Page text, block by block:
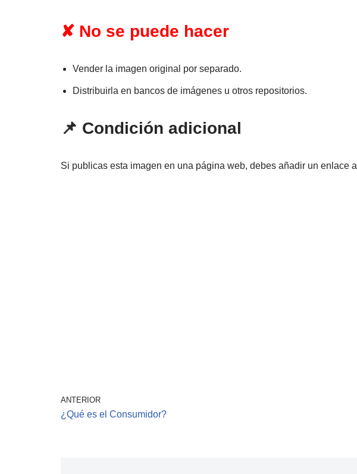
✘ No se puede hacer
Vender la imagen original por separado.
Distribuirla en bancos de imágenes u otros repositorios.
📌 Condición adicional
Si publicas esta imagen en una página web, debes añadir un enlace a
ANTERIOR
¿Qué es el Consumidor?